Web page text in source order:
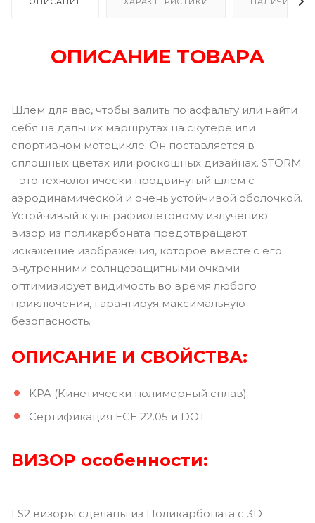
ОПИСАНИЕ ТОВАРА
Шлем для вас, чтобы валить по асфальту или найти
себя на дальних маршрутах на скутере или
спортивном мотоцикле. Он поставляется в
сплошных цветах или роскошных дизайнах. STORM
– это технологически продвинутый шлем с
аэродинамической и очень устойчивой оболочкой.
Устойчивый к ультрафиолетовому излучению
визор из поликарбоната предотвращают
искажение изображения, которое вместе с его
внутренними солнцезащитными очками
оптимизирует видимость во время любого
приключения, гарантируя максимальную
безопасность.
ОПИСАНИЕ И СВОЙСТВА:
KPA (Кинетически полимерный сплав)
Сертификация ECE 22.05 и DOT
ВИЗОР особенности:
LS2 визоры сделаны из Поликарбоната с 3D